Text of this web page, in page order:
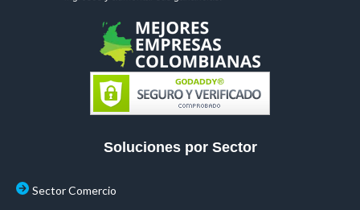
Soluciones por Sector
Sector Comercio